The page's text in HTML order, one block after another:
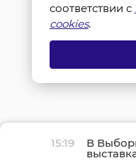
15:19 В
«Война
соответствии с
cookies.